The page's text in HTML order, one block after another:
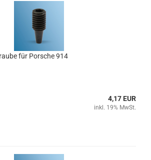
für Porsche 914
4,17 EUR
inkl. 19% MwSt.